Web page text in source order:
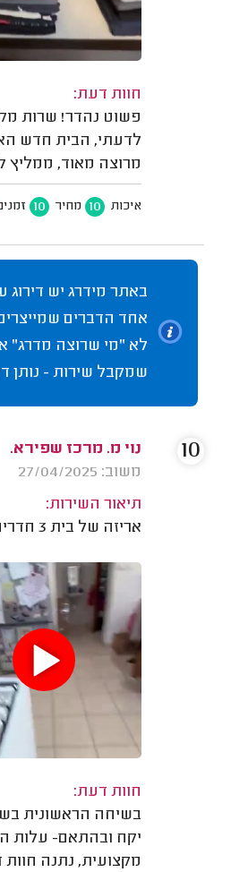
חוות דעת:
פשוט נהדר! שרות
לדעתי, הבית חדש
מרוצה מאוד, ממליץ
איכות 10 מחיר 10
באתר מידרג יש דירוג
אחד הדברים
לא "מי שרוצה מדרג"
שמקבל שירות - נותן
נוי מ. מרכז שפירא.
משוב: 27/04/2025
תיאור השירות:
אריזה של בית 3 חדרים, סלון ומטבח.
חוות דעת:
בשיחה הראשונית
יקח ובהתאם- עלות
מקצועית, נתנה
10